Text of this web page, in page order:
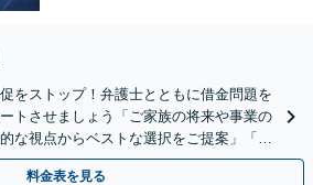
をストップ！弁護士とともに借金問題を
トさせましょう「ご家族の将来や事業の
な視点からベストな選択をご提案」「あ
ポート」【休日・夜間相談可】
料金表を見る